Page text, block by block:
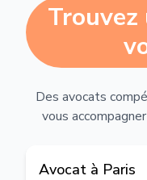
Trouvez
Des avocats
vous
Avocat à Paris